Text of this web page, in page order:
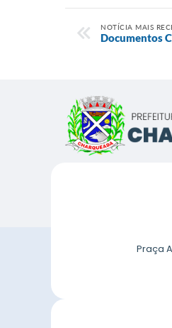
NOTÍCIA MAIS
Documentos
Praça